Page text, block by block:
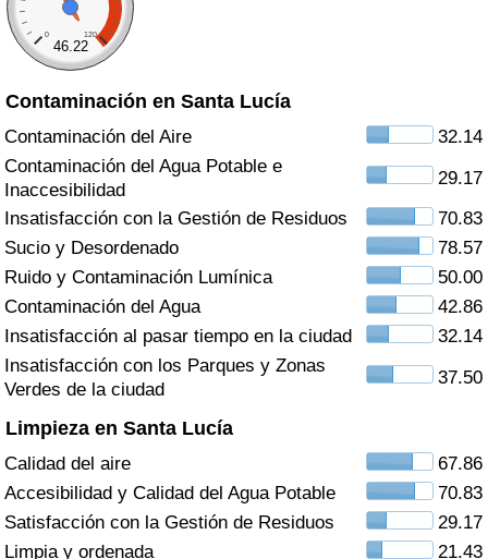
0 120
46.22
Contaminación en Santa Lucía
Contaminación del Aire
32.14
Contaminación del Agua Potable e
Inaccesibilidad
29.17
Insatisfacción con la Gestión de Residuos
70.83
Sucio y Desordenado
78.57
Ruido y Contaminación Lumínica
50.00
Contaminación del Agua
42.86
Insatisfacción al pasar tiempo en la ciudad
32.14
Insatisfacción con los Parques y Zonas
Verdes de la ciudad
37.50
Limpieza en Santa Lucía
Calidad del aire
67.86
Accesibilidad y Calidad del Agua Potable
70.83
Satisfacción con la Gestión de Residuos
29.17
Limpia y ordenada
21.43
en aqaba
Delincuencia
Calificación del Índice de Criminalidad
(Actual)
Índice de Criminalidad
Sanidad
Índice de Sanidad (Actual)
Índice de Sanidad
Índice de Sanidad por País
Contaminación